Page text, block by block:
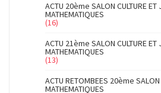
ACTU 20ème SALON CULTURE ET
MATHEMATIQUES
(16)
ACTU 21ème SALON CULTURE ET
MATHEMATIQUES
(13)
ACTU RETOMBEES 20ème SALON
MATHEMATIQUES